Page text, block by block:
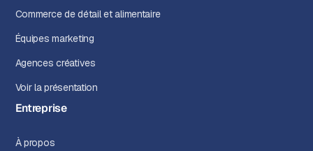
Commerce de détail et alimentaire
Équipes marketing
Agences créatives
Voir la présentation
Entreprise
À propos